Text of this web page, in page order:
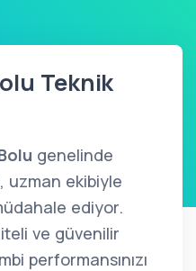
Teknik
genelinde
uzman ekibiyle
ediyor.
ve güvenilir
performansınızı